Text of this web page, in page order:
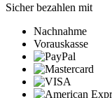
Sicher bezahlen mit
Nachnahme
Vorauskasse